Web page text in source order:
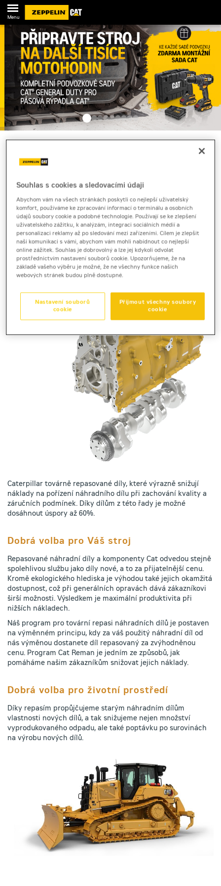
Menu
CAT REMAN
díly z
řady Cat
Reman
jsou
originální,
firmou
Caterpillar továrně repasované díly, které výrazně snižují
náklady na pořízení náhradního dílu při zachování kvality a
záručních podmínek. Díky dílům z této řady je možné
dosáhnout úspory až 60%.
Dobrá volba pro Váš stroj
Repasované náhradní díly a komponenty Cat odvedou stejně
spolehlivou službu jako díly nové, a to za přijatelnější cenu.
Kromě ekologického hlediska je výhodou také jejich okamžitá
dostupnost, což při generálních opravách dává zákazníkovi
širší možnosti. Výsledkem je maximální produktivita při
nižších nákladech.
Náš program pro tovární repasi náhradních dílů je postaven
na výměnném principu, kdy za váš použitý náhradní díl od
nás výměnou dostanete díl repasovaný za zvýhodněnou
cenu. Program Cat Reman je jedním ze způsobů, jak
pomáháme našim zákazníkům snižovat jejich náklady.
Dobrá volba pro životní prostředí
Díky repasím propůjčujeme starým náhradním dílům
vlastnosti nových dílů, a tak snižujeme nejen množství
vyprodukovaného odpadu, ale také poptávku po surovinách
na výrobu nových dílů.
Souhlas s cookies a sledovacími údaji
Abychom vám na všech stránkách poskytli co nejlepší uživatelský
komfort, používáme ke zpracování informací o terminálu a osobních
údajů soubory cookie a podobné technologie. Používají se ke zlepšení
uživatelského zážitku, k analýzám, integraci sociálních médií a
personalizaci reklamy až po sledování mezi zařízeními. Cílem je zlepšit
naši komunikaci s vámi, abychom vám mohli nabídnout co nejlepší
online zážitek. Souhlas je dobrovolný a lze jej kdykoli odvolat
prostřednictvím nastavení souborů cookie. Upozorňujeme, že na
základě vašeho výběru je možné, že ne všechny funkce našich
webových stránek budou plně dostupné.
Přijmout všechny soubory
cookie
Nastavení souborů
cookie